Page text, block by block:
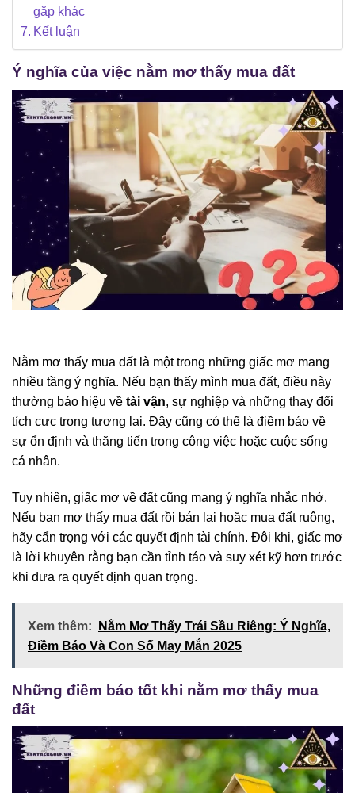
gặp khác
Kết luận
Ý nghĩa của việc nằm mơ thấy mua đất
Nằm mơ thấy mua đất là một trong những giấc mơ mang
nhiều tầng ý nghĩa. Nếu bạn thấy mình mua đất, điều này
thường báo hiệu về tài vận, sự nghiệp và những thay đổi
tích cực trong tương lai. Đây cũng có thể là điềm báo về
sự ổn định và thăng tiến trong công việc hoặc cuộc sống
cá nhân.
Tuy nhiên, giấc mơ về đất cũng mang ý nghĩa nhắc nhở.
Nếu bạn mơ thấy mua đất rồi bán lại hoặc mua đất ruộng,
hãy cẩn trọng với các quyết định tài chính. Đôi khi, giấc mơ
là lời khuyên rằng bạn cần tỉnh táo và suy xét kỹ hơn trước
khi đưa ra quyết định quan trọng.
Xem thêm:
Nằm Mơ Thấy Trái Sầu Riêng: Ý Nghĩa,
Điềm Báo Và Con Số May Mắn 2025
Những điềm báo tốt khi nằm mơ thấy mua
đất